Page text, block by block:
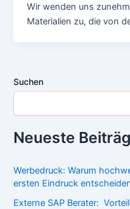
Wir wenden uns
Materialien zu, die von
Suchen
Neueste
Werbedruck: Warum
ersten Eindruck
Externe SAP Berater: